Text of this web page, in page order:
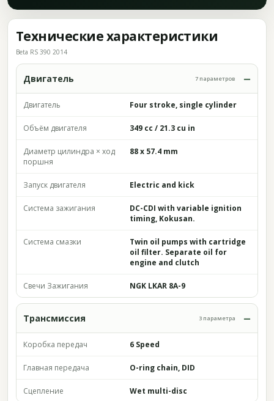
Технические характеристики
Beta RS 390 2014
Двигатель 7 параметров
Двигатель Four stroke, single cylinder
Объём двигателя 349 cc / 21.3 cu in
Диаметр цилиндра × ход
поршня
88 x 57.4 mm
Запуск двигателя Electric and kick
Система зажигания
DC-CDI with variable ignition
timing, Kokusan.
Система смазки
Twin oil pumps with cartridge
oil filter. Separate oil for
engine and clutch
Свечи Зажигания NGK LKAR 8A-9
Трансмиссия 3 параметра
Коробка передач 6 Speed
Главная передача O-ring chain, DID
Сцепление Wet multi-disc